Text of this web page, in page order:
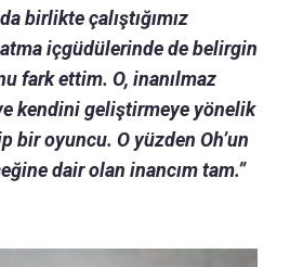
birlikte çalıştığımız
içgüdülerinde de belirgin
fark ettim. O, inanılmaz
kendini geliştirmeye yönelik
bir oyuncu. O yüzden Oh’un
dair olan inancım tam.”